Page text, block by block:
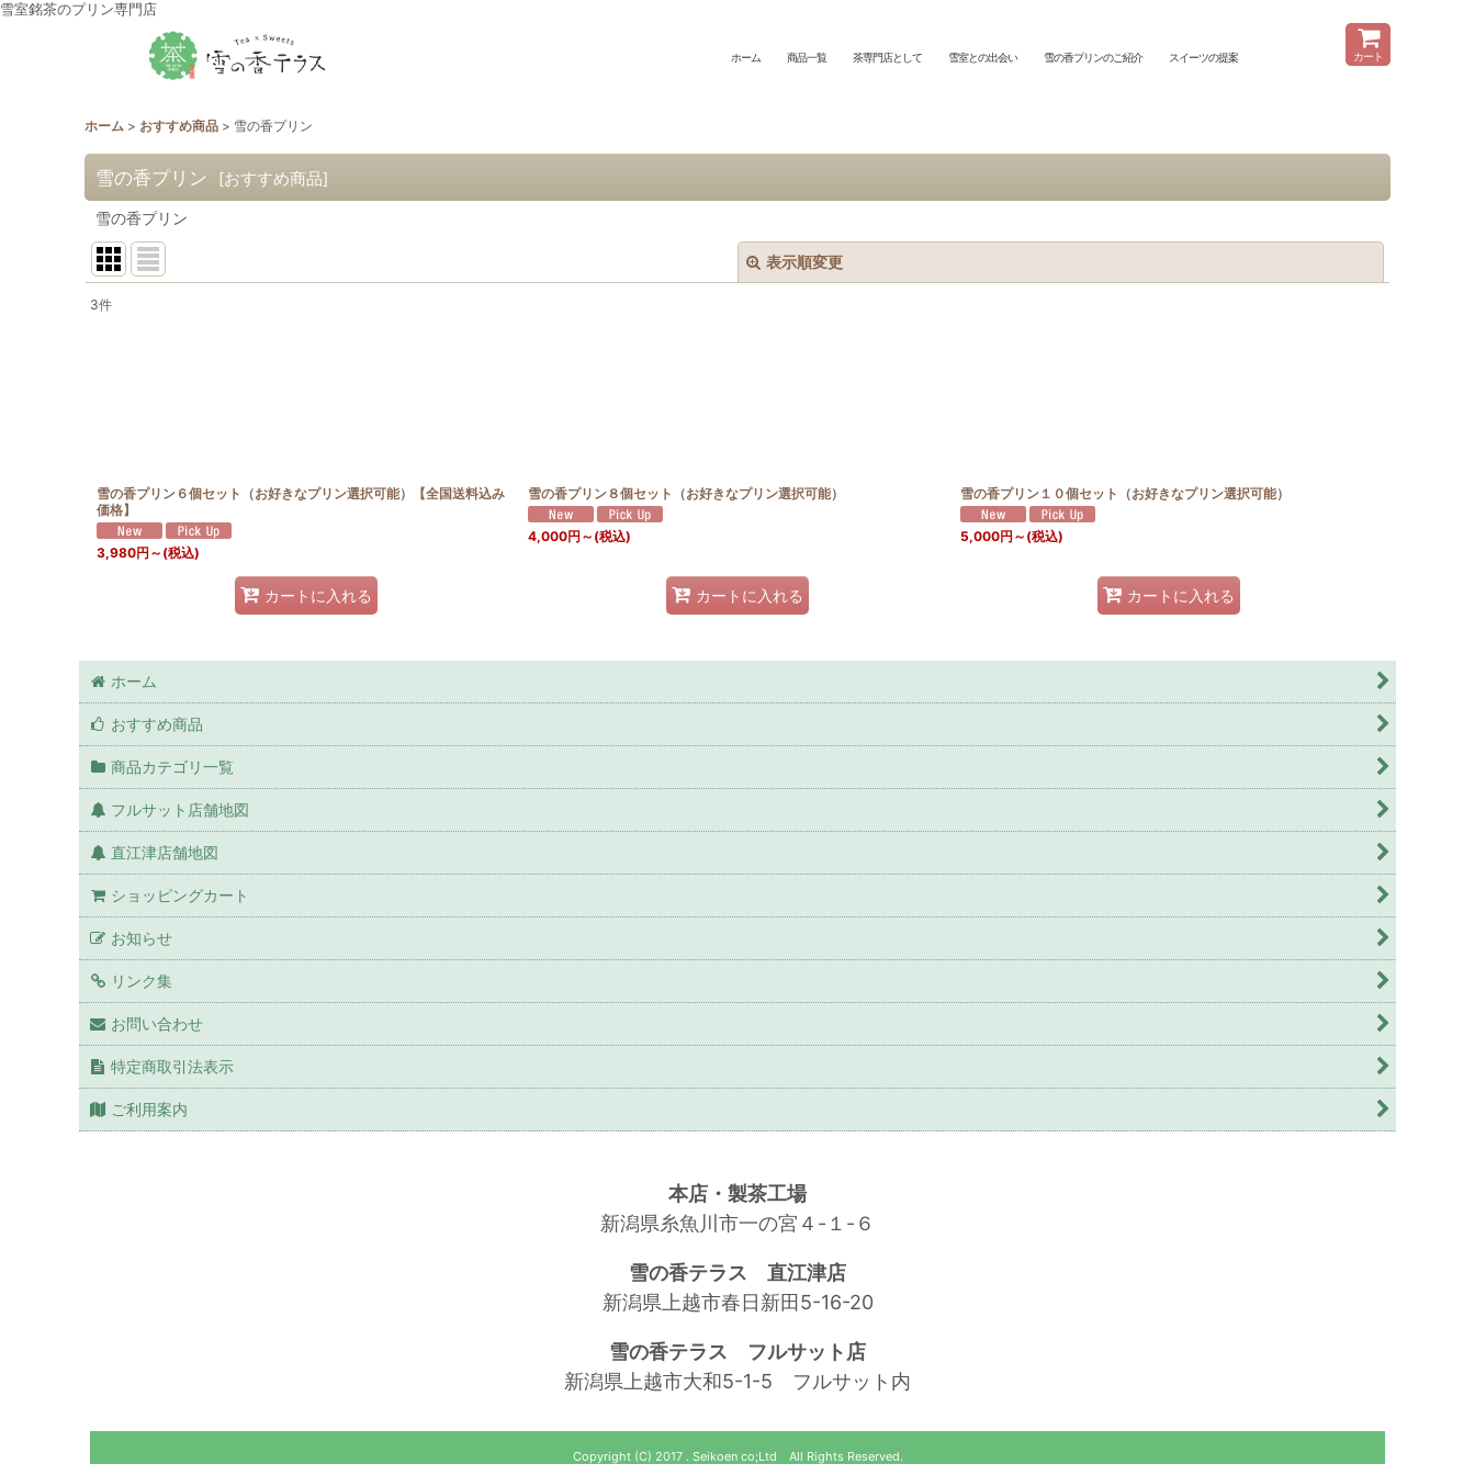
雪室銘茶のプリン専門店
メニュー
カート
ホーム 商品一覧 茶専門店として 雪室との出会い 雪の香プリンのご紹介 スイーツの提案
ホーム > おすすめ商品 > 雪の香プリン
雪の香プリン [おすすめ商品]
雪の香プリン
表示順変更
3件
雪の香プリン６個セット（お好きなプリン選択可能）【全国送料込み
価格】
3,980円 ～ (税込)
カートに入れる
雪の香プリン８個セット（お好きなプリン選択可能）
4,000円 ～ (税込)
カートに入れる
雪の香プリン１０個セット（お好きなプリン選択可能）
5,000円 ～ (税込)
カートに入れる
ホーム
おすすめ商品
商品カテゴリ一覧
フルサット店舗地図
直江津店舗地図
ショッピングカート
お知らせ
リンク集
お問い合わせ
特定商取引法表示
ご利用案内
本店・製茶工場
新潟県糸魚川市一の宮４-１-６
雪の香テラス 直江津店
新潟県上越市春日新田5-16-20
雪の香テラス フルサット店
新潟県上越市大和5-1-5 フルサット内
Copyright (C) 2017 . Seikoen co;Ltd All Rights Reserved.